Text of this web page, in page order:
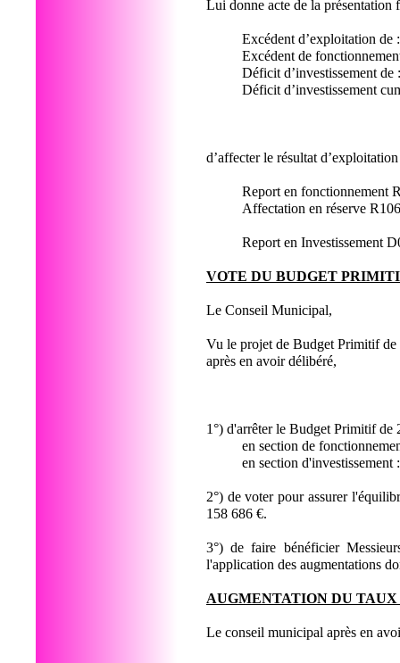
Lui donne acte de la présentation
Excédent
Excédent de
Déficit
Déficit d’investissement
d’affecter le résultat
Report en
Affectation en réserve
Report en
VOTE DU BUDGET
Le Conseil Municipal,
Vu le projet de Budget Primitif
après en avoir délibéré,
1°) d'arrêter le Budget Primitif de
en section de
en section
2°) de voter pour assurer
158 686 €.
3°) de faire bénéficier
l'application des augmentations
AUGMENTATION DU
Le conseil municipal après en